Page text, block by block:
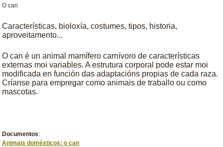
O can
Características, bioloxía, costumes, tipos, historia,
aproveitamento...
O can é un animal mamífero carnívoro de características
externas moi variables. A estrutura corporal pode estar moi
modificada en función das adaptacións propias de cada raza.
Críanse para empregar como animais de traballo ou como
mascotas.
Documentos:
Animais domésticos: o can